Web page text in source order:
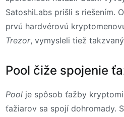
SatoshiLabs prišli s riešením.
prvú hardvérovú
Trezor, vymysleli tiež takzvaný
Pool čiže spojenie
Pool je spôsob ťažby
ťažiarov sa spojí dohromady.